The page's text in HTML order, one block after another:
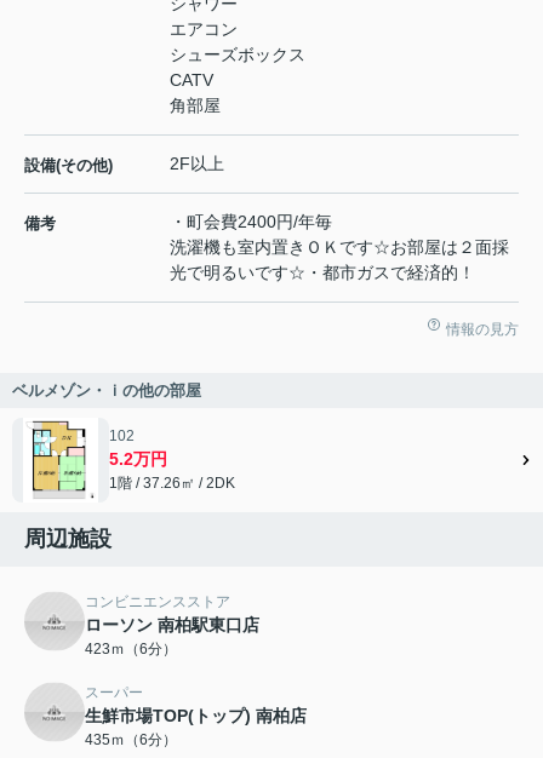
エアコン
シューズボックス
CATV
角部屋
設備(その他) 2F以上
備考
・町会費2400円/年毎
洗濯機も室内置きＯＫです☆お部屋は２面採
光で明るいです☆・都市ガスで経済的！
情報の見方
ベルメゾン・ｉの他の部屋
102
5.2万円
1階 / 37.26㎡ / 2DK
周辺施設
コンビニエンスストア
ローソン 南柏駅東口店
423ｍ（6分）
スーパー
生鮮市場TOP(トップ) 南柏店
435ｍ（6分）